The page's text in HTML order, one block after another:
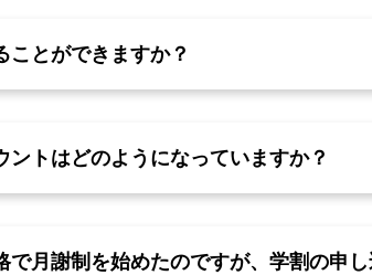
ことができますか？
トはどのようになっていますか？
月謝制を始めたのですが、学割の申